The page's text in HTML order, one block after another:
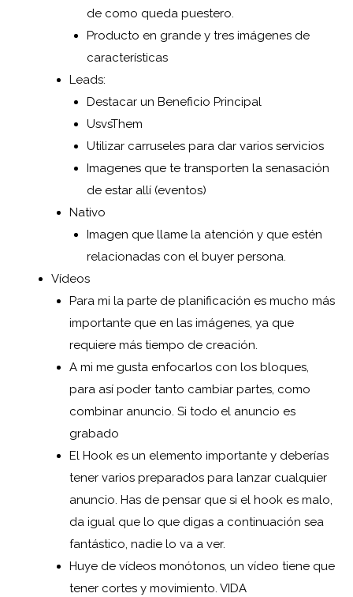
de como queda puestero.
Producto en grande y tres imágenes de
características
Leads:
Destacar un Beneficio Principal
UsvsThem
Utilizar carruseles para dar varios servicios
Imagenes que te transporten la senasación
de estar allí (eventos)
Nativo
Imagen que llame la atención y que estén
relacionadas con el buyer persona.
Vídeos
Para mi la parte de planificación es mucho más
importante que en las imágenes, ya que
requiere más tiempo de creación.
A mi me gusta enfocarlos con los bloques,
para así poder tanto cambiar partes, como
combinar anuncio. Si todo el anuncio es
grabado
El Hook es un elemento importante y deberías
tener varios preparados para lanzar cualquier
anuncio. Has de pensar que si el hook es malo,
da igual que lo que digas a continuación sea
fantástico, nadie lo va a ver.
Huye de vídeos monótonos, un vídeo tiene que
tener cortes y movimiento. VIDA